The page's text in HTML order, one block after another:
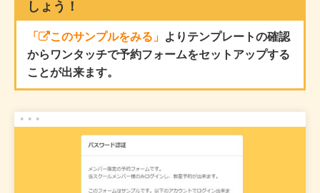
しょう！
「 このサンプルをみる」 よりテンプレートの確認
からワンタッチで予約フォームをセットアップする
ことが出来ます。